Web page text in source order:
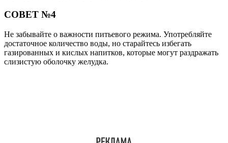
СОВЕТ №4
Не забывайте о важности питьевого режима. Употребляйте
достаточное количество воды, но старайтесь избегать
газированных и кислых напитков, которые могут раздражать
слизистую оболочку желудка.